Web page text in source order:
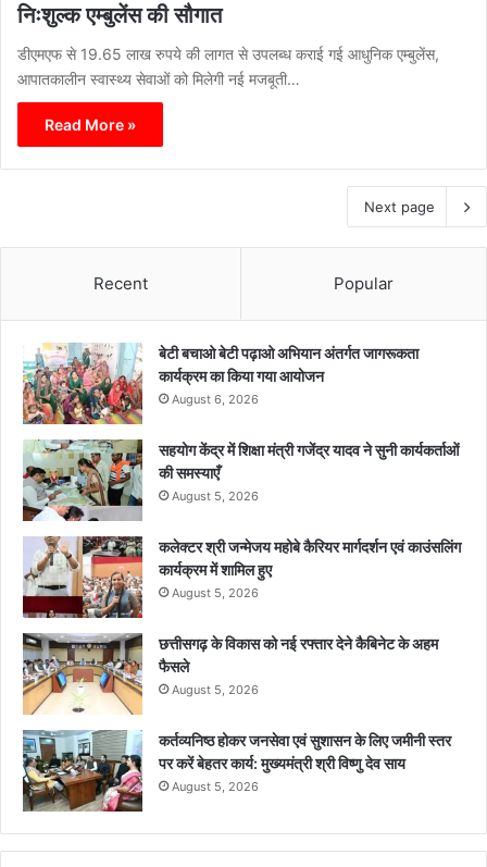
निःशुल्क एम्बुलेंस की सौगात
डीएमएफ से 19.65 लाख रुपये की लागत से उपलब्ध कराई गई आधुनिक एम्बुलेंस,
आपातकालीन स्वास्थ्य सेवाओं को मिलेगी नई मजबूती…
Read More »
Next page
Recent Popular
बेटी बचाओ बेटी पढ़ाओ अभियान अंतर्गत जागरूकता
कार्यक्रम का किया गया आयोजन
August 6, 2026
सहयोग केंद्र में शिक्षा मंत्री गजेंद्र यादव ने सुनी कार्यकर्ताओं
की समस्याएँ
August 5, 2026
कलेक्टर श्री जन्मेजय महोबे कैरियर मार्गदर्शन एवं काउंसलिंग
कार्यक्रम में शामिल हुए
August 5, 2026
छत्तीसगढ़ के विकास को नई रफ्तार देने कैबिनेट के अहम
फैसले
August 5, 2026
कर्तव्यनिष्ठ होकर जनसेवा एवं सुशासन के लिए जमीनी स्तर
पर करें बेहतर कार्य: मुख्यमंत्री श्री विष्णु देव साय
August 5, 2026